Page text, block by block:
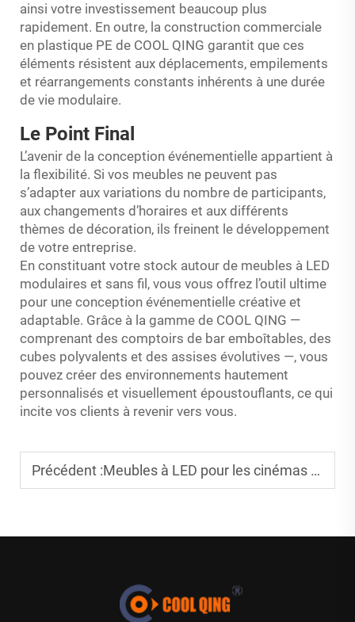
ainsi votre investissement beaucoup plus
rapidement. En outre, la construction commerciale
en plastique PE de COOL QING garantit que ces
éléments résistent aux déplacements, empilements
et réarrangements constants inhérents à une durée
de vie modulaire.
Le Point Final
L’avenir de la conception événementielle appartient à
la flexibilité. Si vos meubles ne peuvent pas
s’adapter aux variations du nombre de participants,
aux changements d’horaires et aux différents
thèmes de décoration, ils freinent le développement
de votre entreprise.
En constituant votre stock autour de meubles à LED
modulaires et sans fil, vous vous offrez l’outil ultime
pour une conception événementielle créative et
adaptable. Grâce à la gamme de COOL QING —
comprenant des comptoirs de bar emboîtables, des
cubes polyvalents et des assises évolutives —, vous
pouvez créer des environnements hautement
personnalisés et visuellement époustouflants, ce qui
incite vos clients à revenir vers vous.
Précédent :Meubles à LED pour les cinémas en plein air et les soirées cinéma